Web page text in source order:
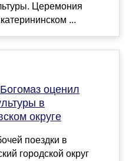
Церемония
...
оценил
в
округе
поездки в
городской округ